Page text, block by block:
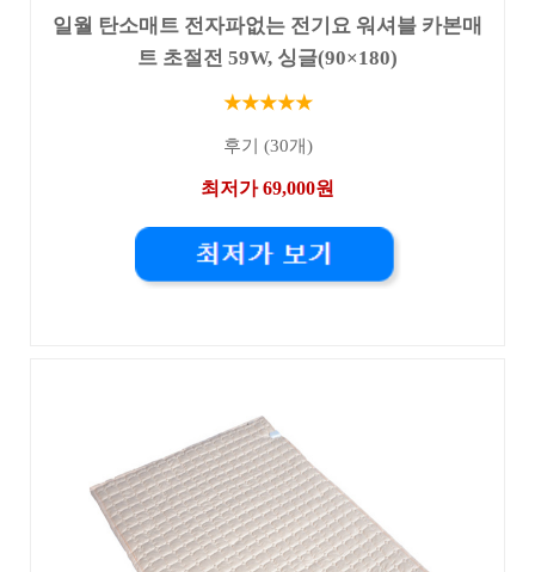
일월 탄소매트 전자파없는 전기요 워셔블 카본매
트 초절전 59W, 싱글(90×180)
★★★★★
후기 (30개)
최저가 69,000원